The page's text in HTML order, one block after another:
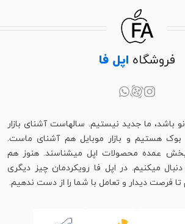
فروشگاه اپل فا
باشد، ما جدید نیستیم. سالهاست آشنای بازار
هستیم و بازار موبایل هم آشنای ماست.
پخش عمده محصولات اپل میشناسند. هنوز هم
میکنیم. در اپل فا رویکردمان چیز دیگری
تا فرصت دیدار و تعامل با شما را از دست ندهیم.